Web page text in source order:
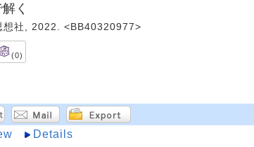
く
想社, 2022. <BB40320977>
(0)
Details